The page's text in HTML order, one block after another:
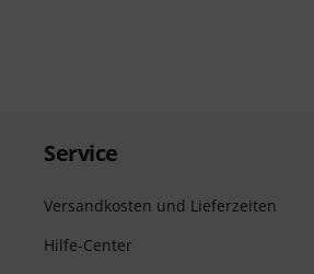
Service
Versandkosten und Lieferzeiten
Hilfe-Center